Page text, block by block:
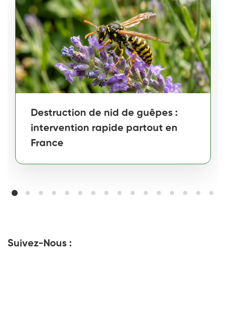
Destruction de nid de guêpes :
intervention rapide partout en
France
Suivez-Nous :